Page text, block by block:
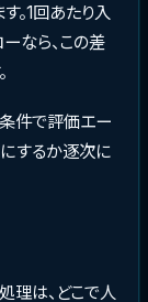
。1回あたり入
なら、この差
件で評価エー
にするか逐次に
理は、どこで人